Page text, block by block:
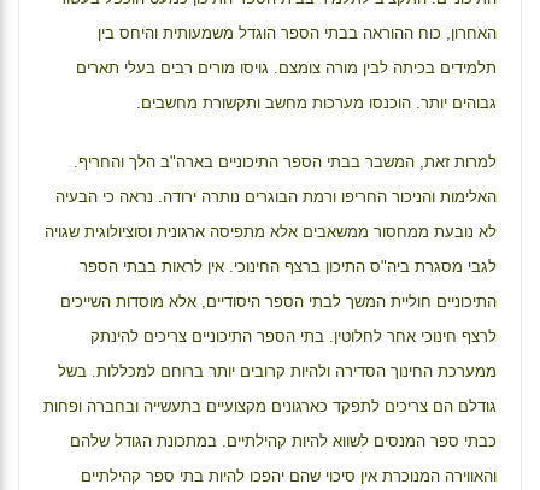
האחרון, כוח ההוראה בבתי הספר הוגדל משמעותית והיחס בין
תלמידים בכיתה לבין מורה צומצם. גויסו מורים רבים בעלי תארים
גבוהים יותר. הוכנסו מערכות מחשב ותקשורת מחשבים.
למרות זאת, המשבר בבתי הספר התיכוניים בארה"ב הלך והחריף.
האלימות והניכור החריפו ורמת הבוגרים נותרה ירודה. נראה כי הבעיה
לא נובעת ממחסור ממשאבים אלא מתפיסה ארגונית וסוציולוגית שגויה
לגבי מסגרת ביה"ס התיכון ברצף החינוכי. אין לראות בבתי הספר
התיכוניים חוליית המשך לבתי הספר היסודיים, אלא מוסדות השייכים
לרצף חינוכי אחר לחלוטין. בתי הספר התיכוניים צריכים להינתק
ממערכת החינוך הסדירה ולהיות קרובים יותר ברוחם למכללות. בשל
גודלם הם צריכים לתפקד כארגונים מקצועיים בתעשייה ובחברה ופחות
כבתי ספר המנסים לשווא להיות קהילתיים. במתכונת הגודל שלהם
והאווירה המנוכרת אין סיכוי שהם יהפכו להיות בתי ספר קהילתיים